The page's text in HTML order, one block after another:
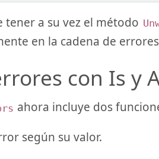
a su vez el método
en la cadena de
con Is y
ahora incluye dos
según su valor.